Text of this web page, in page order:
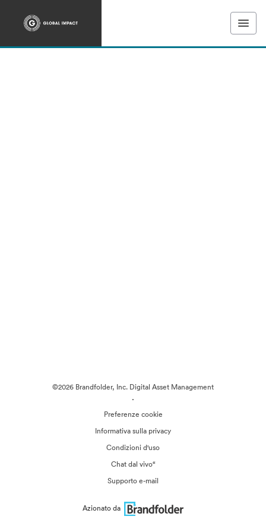
©2026 Brandfolder, Inc. Digital Asset Management
·
Preferenze cookie
Informativa sulla privacy
Condizioni d'uso
Chat dal vivo“
Supporto e-mail
Azionato da